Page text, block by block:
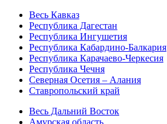
Весь Кавказ
Республика Дагестан
Республика Ингушетия
Республика Кабардино-Балкария
Республика Карачаево-Черкесия
Республика Чечня
Северная Осетия – Алания
Ставропольский край
Весь Дальний Восток
Амурская область